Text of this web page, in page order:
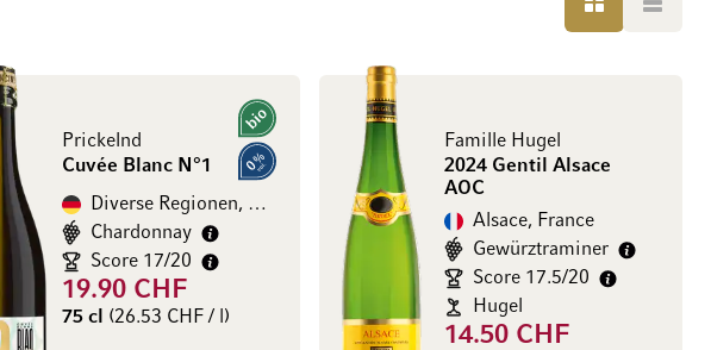
GRILLE LISTE
Prickelnd
Cuvée Blanc N°1
Bio
0% vol.
Diverse Regionen, Allemagne
Chardonnay
Score 17/20
19.90 CHF
75 cl (26.53 CHF / l)
Famille Hugel
2024 Gentil Alsace
AOC
Alsace, France
Gewürztraminer
Score 17.5/20
Hugel
14.50 CHF